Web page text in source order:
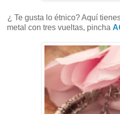
¿ Te gusta lo étnico? Aquí
metal con tres vueltas, pincha